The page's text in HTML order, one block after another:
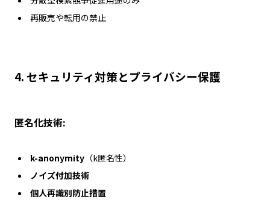
再販売や転用の禁止
4.セキュリティ対策とプライバシー保護
匿名化技術:
k-anonymity （k匿名性）
ノイズ付加技術
個人再識別防止措置